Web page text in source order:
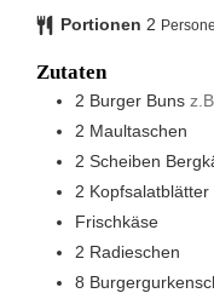
Portionen 2
Zutaten
2 Burger Buns
2 Maultaschen
2 Scheiben
2 Kopfsalatblätter
Frischkäse
2 Radieschen
8